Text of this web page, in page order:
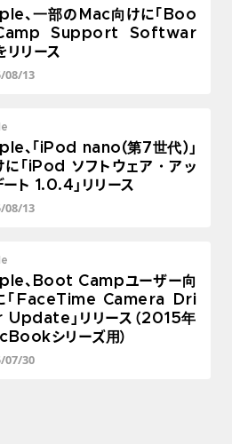
、一部のMac向けに「Boo
Support Softwar
リリース
08/13
、「iPod nano(第7世代)」
に「iPod ソフトウェア・アッ
ート 1.0.4」リリース
08/13
、Boot Campユーザー向
「FaceTime Camera Dri
」リリース（2015年
シリーズ用）
07/30